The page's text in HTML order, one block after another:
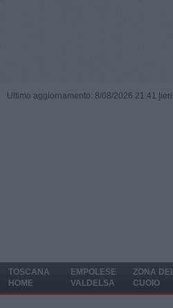
Ultimo aggiornamento: 8/08/2026 21:41 |
TOSCANA
HOME
EMPOLESE
VALDELSA
ZONA
CUOIO